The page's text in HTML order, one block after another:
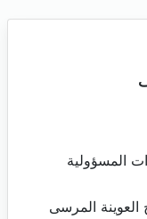
المسؤولية